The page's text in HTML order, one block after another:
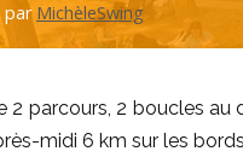
par MichèleSwing
2 parcours, 2 boucles
midi 6 km sur les